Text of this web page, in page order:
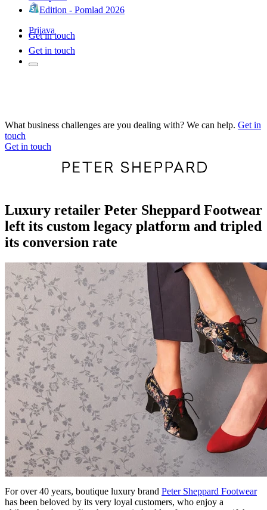
Edition - Pomlad 2026
Prijava
Get in touch
Get in touch
What business challenges are you dealing with? We can help. Get in
touch
Get in touch
Luxury retailer Peter Sheppard Footwear
left its custom legacy platform and tripled
its conversion rate
For over 40 years, boutique luxury brand Peter Sheppard Footwear
has been beloved by its very loyal customers, who enjoy a